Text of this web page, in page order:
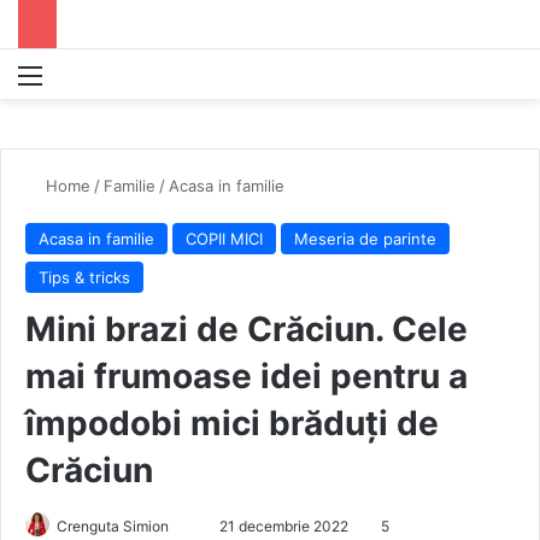
Home / Familie / Acasa in familie
Acasa in familie COPII MICI
Meseria de parinte
Tips & tricks
Mini brazi de Crăciun. Cele
mai frumoase idei pentru a
împodobi mici brăduți de
Crăciun
Crenguta Simion 21 decembrie 2022 5